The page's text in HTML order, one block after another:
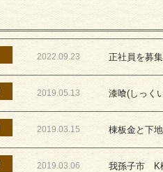
2022.09.23 正社員を募
2019.05.13 漆喰(しっく
2019.03.15 棟板金と下
2019.03.06 我孫子市 K